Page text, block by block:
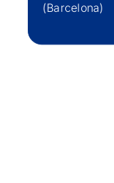
(Barcelona)